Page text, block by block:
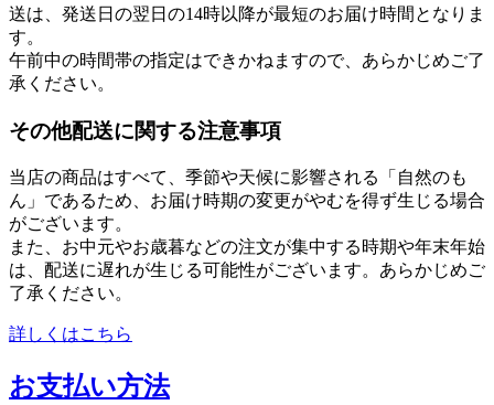
送は、発送日の翌日の14時以降が最短のお届け時間となりま
す。
午前中の時間帯の指定はできかねますので、あらかじめご了
承ください。
その他配送に関する注意事項
当店の商品はすべて、季節や天候に影響される「自然のも
ん」であるため、お届け時期の変更がやむを得ず生じる場合
がございます。
また、お中元やお歳暮などの注文が集中する時期や年末年始
は、配送に遅れが生じる可能性がございます。あらかじめご
了承ください。
詳しくはこちら
お支払い方法